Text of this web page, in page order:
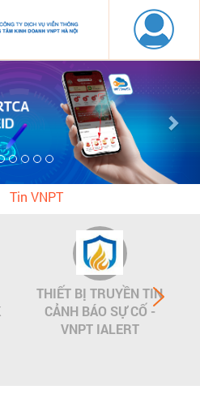
Tin VNPT
THIẾT BỊ TRUYỀN TIN
CẢNH BÁO SỰ CỐ -
VNPT IALERT